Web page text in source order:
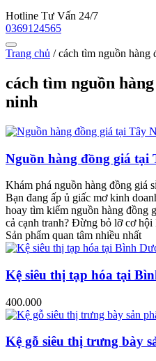
Hotline Tư Vấn 24/7
0369124565
Trang chủ /cách tìm nguồn hàng
cách tìm nguồn
ninh
Nguồn hàng đồng giá tại
Khám phá nguồn hàng đồng giá
Bạn đang ấp ủ giấc mơ kinh
hoay tìm kiếm nguồn hàng đồng
cả cạnh tranh? Đừng bỏ lỡ cơ
Sản phẩm quan tâm nhiều nhất
Kệ siêu thị tạp hóa tại
400.000
Kệ gỗ siêu thị trưng bày